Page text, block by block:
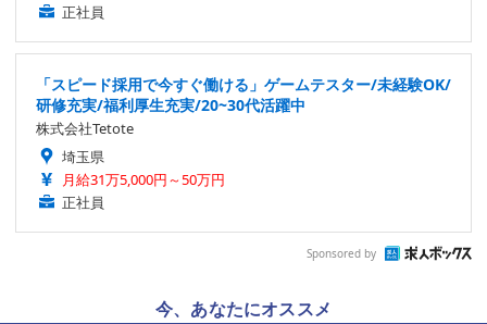
正社員
「スピード採用で今すぐ働ける」ゲームテスター/未経験OK/
研修充実/福利厚生充実/20~30代活躍中
株式会社Tetote
埼玉県
月給31万5,000円～50万円
正社員
Sponsored by
今、あなたにオススメ